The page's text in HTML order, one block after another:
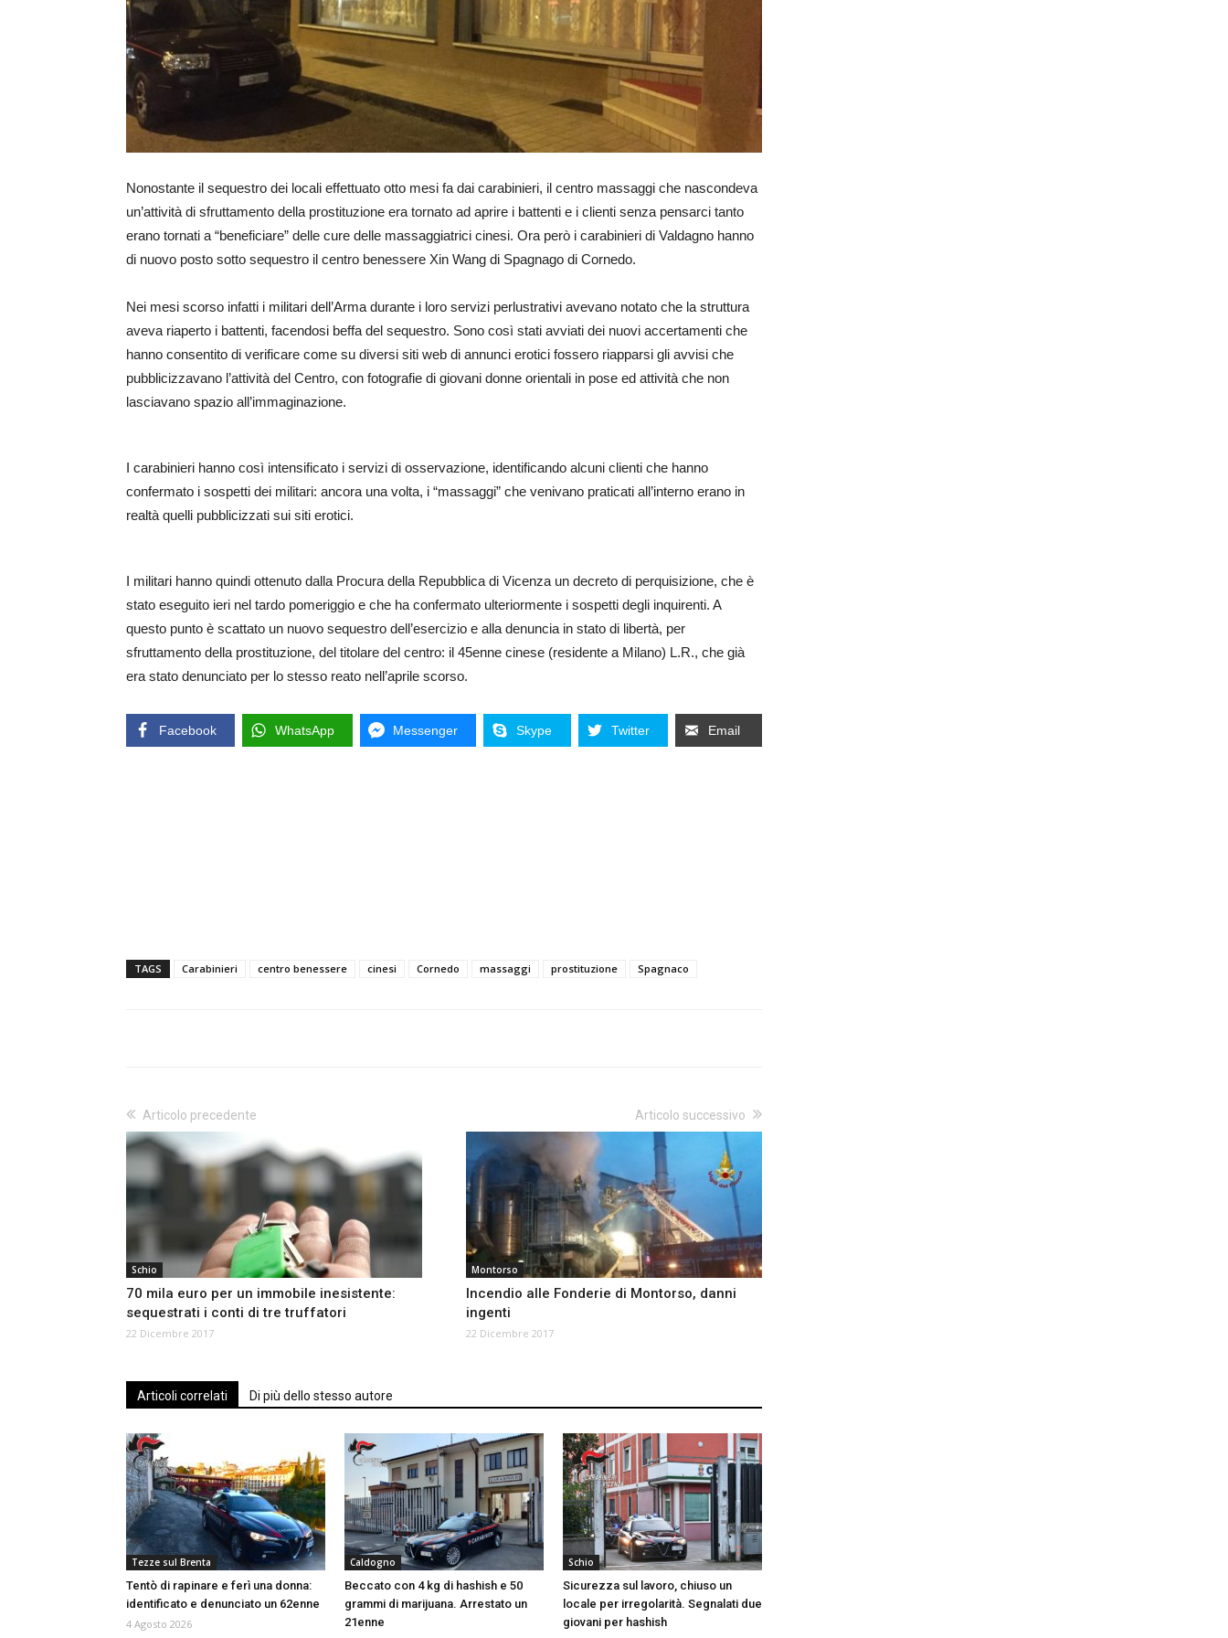
Nonostante il sequestro dei locali effettuato otto mesi fa dai carabinieri, il centro massaggi che nascondeva
un’attività di sfruttamento della prostituzione era tornato ad aprire i battenti e i clienti senza pensarci tanto
erano tornati a “beneficiare” delle cure delle massaggiatrici cinesi. Ora però i carabinieri di Valdagno hanno
di nuovo posto sotto sequestro il centro benessere Xin Wang di Spagnago di Cornedo.
Nei mesi scorso infatti i militari dell’Arma durante i loro servizi perlustrativi avevano notato che la struttura
aveva riaperto i battenti, facendosi beffa del sequestro. Sono così stati avviati dei nuovi accertamenti che
hanno consentito di verificare come su diversi siti web di annunci erotici fossero riapparsi gli avvisi che
pubblicizzavano l’attività del Centro, con fotografie di giovani donne orientali in pose ed attività che non
lasciavano spazio all’immaginazione.
I carabinieri hanno così intensificato i servizi di osservazione, identificando alcuni clienti che hanno
confermato i sospetti dei militari: ancora una volta, i “massaggi” che venivano praticati all’interno erano in
realtà quelli pubblicizzati sui siti erotici.
I militari hanno quindi ottenuto dalla Procura della Repubblica di Vicenza un decreto di perquisizione, che è
stato eseguito ieri nel tardo pomeriggio e che ha confermato ulteriormente i sospetti degli inquirenti. A
questo punto è scattato un nuovo sequestro dell’esercizio e alla denuncia in stato di libertà, per
sfruttamento della prostituzione, del titolare del centro: il 45enne cinese (residente a Milano) L.R., che già
era stato denunciato per lo stesso reato nell’aprile scorso.
Facebook WhatsApp Messenger Skype Twitter Email
TAGS Carabinieri centro benessere cinesi Cornedo massaggi prostituzione Spagnaco
Articolo precedente
Schio
70 mila euro per un immobile inesistente:
sequestrati i conti di tre truffatori
22 Dicembre 2017
Articolo successivo
Montorso
Incendio alle Fonderie di Montorso, danni
ingenti
22 Dicembre 2017
Articoli correlati Di più dello stesso autore
Tezze sul Brenta
Tentò di rapinare e ferì una donna:
identificato e denunciato un 62enne
4 Agosto 2026
Caldogno
Beccato con 4 kg di hashish e 50
grammi di marijuana. Arrestato un
21enne
Schio
Sicurezza sul lavoro, chiuso un
locale per irregolarità. Segnalati due
giovani per hashish